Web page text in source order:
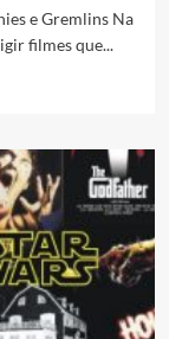
e Gremlins Na
filmes que...